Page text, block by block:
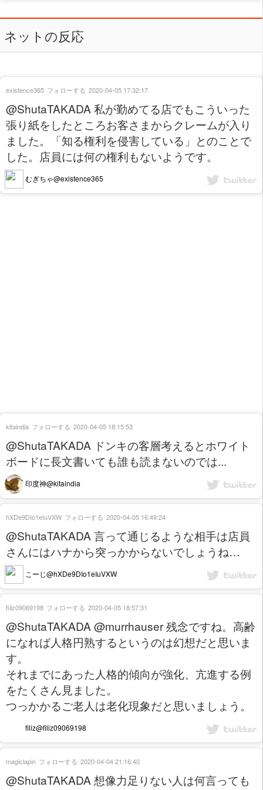
ネットの反応
@ShutaTAKADA 私が勤めてる店でもこういった
張り紙をしたところお客さまからクレームが入り
ました。「知る権利を侵害している」とのことで
した。店員には何の権利もないようです。
むぎちゃ@existence365
existence365 フォローする 2020-04-05 17:32:17
@ShutaTAKADA ドンキの客層考えるとホワイト
ボードに長文書いても誰も読まないのでは...
印度神@kitaindia
kitaindia フォローする 2020-04-05 18:15:53
@ShutaTAKADA 言って通じるような相手は店員
さんにはハナから突っかからないでしょうね…
こーじ@hXDe9DIo1eIuVXW
hXDe9DIo1eIuVXW フォローする 2020-04-05 16:49:24
@ShutaTAKADA @murrhauser 残念ですね。高齢
になれば人格円熟するというのは幻想だと思いま
す。
それまでにあった人格的傾向が強化、亢進する例
をたくさん見ました。
つっかかるご老人は老化現象だと思いましょう。
filiz@filiz09069198
filiz09069198 フォローする 2020-04-05 18:57:31
@ShutaTAKADA 想像力足りない人は何言っても
magiclapin フォローする 2020-04-04 21:16:40